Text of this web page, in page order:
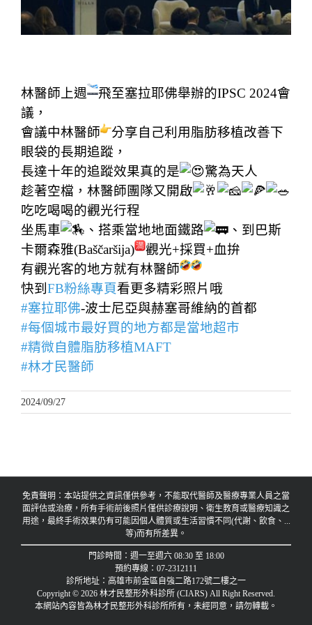
林醫師上週
飛至塞拉耶佛舉辦的IPSC 2024會
議，
會議中林醫師
分享自己利用脂肪移植改善下
眼袋的長期追蹤，
長達十年的追蹤效果真的是
驚為天人
趁著空檔，林醫師團隊又開啟
吃吃喝喝的觀光行程
坐馬車
、搭乘當地地面鐵路
、到巴斯
卡爾森雅(Baščaršija)
觀光+採買+血拚
有觀光客的地方就有林醫師
快到 FB粉絲專頁看更多精彩照片哦
#塞拉耶佛-波士尼亞與赫塞哥維納的首都
#每個城市最好買的地方都是當地超市
#精微自體脂肪移植MAFT
#林才民醫師
2024/09/27
免責聲明：本站提供之資訊僅供參考，不能取代醫師及醫療專業人員之當
面評估或治療，所有手術前後照片僅供診療說明、衛生教育或醫療知識之
用途，最終手術效果仍有可能因個人體質或生活習慣不同(代謝、飲食、...
等)而有所差異。
門診時間：週一至週六 08:30 至 18:00
預約專線：07-2312111
診所地址：高雄市前金區自強二路172號二樓之一
Copyright © 2026 林才民整形外科診所 (CIARS) All Right Reserved.
本網站內容皆為林才民整形外科診所所有，未經同意，請勿轉載。